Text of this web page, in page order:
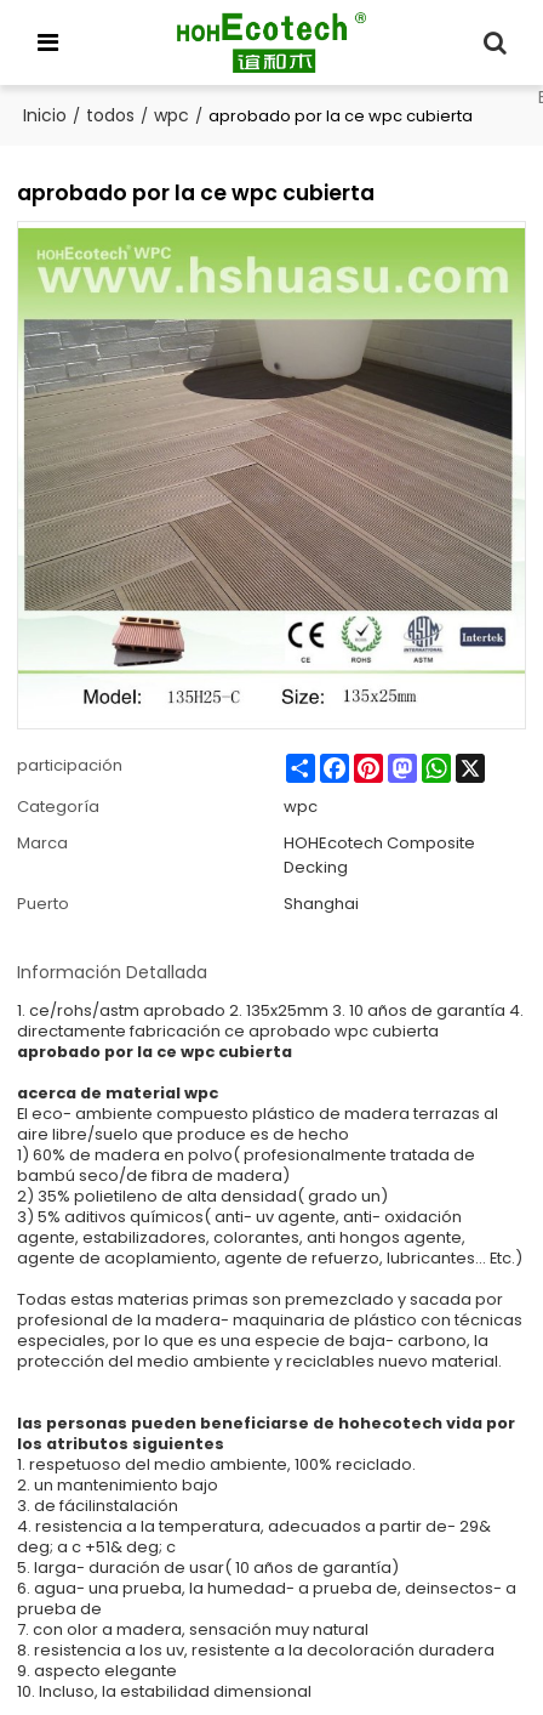
Inicio / todos / wpc / aprobado por la ce wpc cubierta
aprobado por la ce wpc cubierta
participación ShareFacebook
PinterestMastodonWhatsApp
X
Categoría
wpc
Marca
HOHEcotech Composite
Decking
Puerto
Shanghai
Información Detallada
1. ce/rohs/astm aprobado 2. 135x25mm 3. 10 años de garantía 4.
directamente fabricación ce aprobado wpc cubierta
aprobado por la ce wpc cubierta
acerca de material wpc
El eco- ambiente compuesto plástico de madera terrazas al
aire libre/suelo que produce es de hecho
1) 60% de madera en polvo( profesionalmente tratada de
bambú seco/de fibra de madera)
2) 35% polietileno de alta densidad( grado un)
3) 5% aditivos químicos( anti- uv agente, anti- oxidación
agente, estabilizadores, colorantes, anti hongos agente,
agente de acoplamiento, agente de refuerzo, lubricantes... Etc.)
Todas estas materias primas son premezclado y sacada por
profesional de la madera- maquinaria de plástico con técnicas
especiales, por lo que es una especie de baja- carbono, la
protección del medio ambiente y reciclables nuevo material.
las personas pueden beneficiarse de hohecotech vida por
los atributos siguientes
1. respetuoso del medio ambiente, 100% reciclado.
2. un mantenimiento bajo
3. de fácilinstalación
4. resistencia a la temperatura, adecuados a partir de- 29&
deg; a c +51& deg; c
5. larga- duración de usar( 10 años de garantía)
6. agua- una prueba, la humedad- a prueba de, deinsectos- a
prueba de
7. con olor a madera, sensación muy natural
8. resistencia a los uv, resistente a la decoloración duradera
9. aspecto elegante
10. Incluso, la estabilidad dimensional